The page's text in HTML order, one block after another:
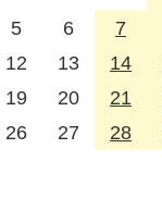
5 6 7
12 13 14
19 20 21
26 27 28